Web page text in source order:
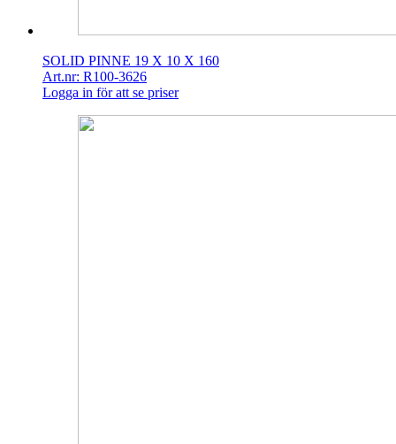
SOLID PINNE 19 X 10 X 160
Art.nr: R100-3626
Logga in för att se priser